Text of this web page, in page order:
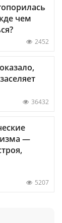
чем
2452
36432
—
5207